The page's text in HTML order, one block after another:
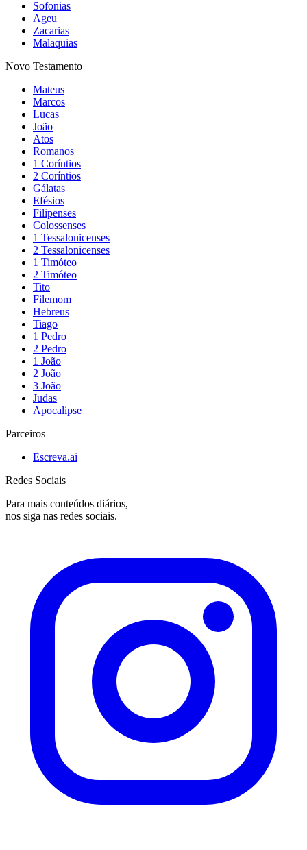
Sofonias
Ageu
Zacarias
Malaquias
Novo Testamento
Mateus
Marcos
Lucas
João
Atos
Romanos
1 Coríntios
2 Coríntios
Gálatas
Efésios
Filipenses
Colossenses
1 Tessalonicenses
2 Tessalonicenses
1 Timóteo
2 Timóteo
Tito
Filemom
Hebreus
Tiago
1 Pedro
2 Pedro
1 João
2 João
3 João
Judas
Apocalipse
Parceiros
Escreva.ai
Redes Sociais
Para mais conteúdos diários,
nos siga nas redes sociais.